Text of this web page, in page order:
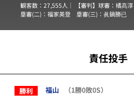
観客数：27,555人｜ 【審判】球審： 橘髙淳
塁審(二)： 福家英登 塁審(三)： 眞鍋勝已
責任投手
勝利 福山
（1勝0敗0S）